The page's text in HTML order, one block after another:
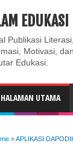
CONTACT US
EDUKASI
Publikasi
Motivasi,
Edukasi.
HALAMAN UTAMA
»APLIKASI